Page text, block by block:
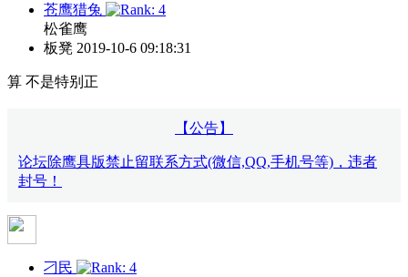
苍鹰猎兔
松雀鹰
板凳 2019-10-6 09:18:31
算 不是特别正
【公告】
论坛除鹰具版禁止留联系方式(微信,QQ,手机号等)，违者
封号！
刁民